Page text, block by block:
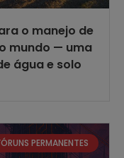
o manejo de
mundo — uma
água e solo
PERMANENTES